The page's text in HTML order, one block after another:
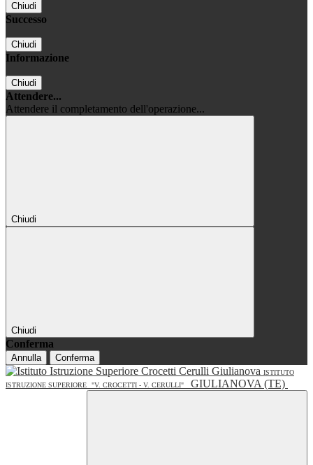
Chiudi
Successo
Chiudi
Informazione
Chiudi
Attendere...
Attendere il completamento dell'operazione...
Chiudi
Chiudi
Conferma
Annulla Conferma
ISTITUTO
ISTRUZIONE SUPERIORE
"V. CROCETTI - V. CERULLI" GIULIANOVA (TE)